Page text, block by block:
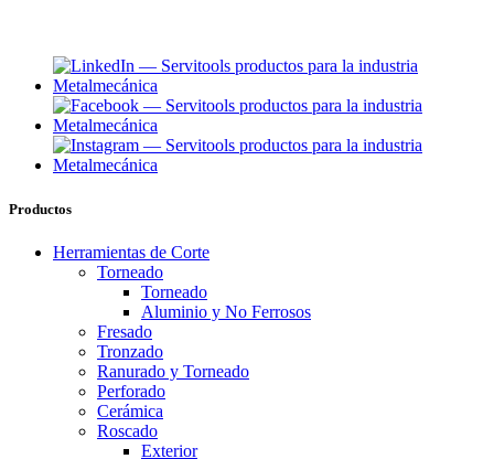
Productos
Herramientas de Corte
Torneado
Torneado
Aluminio y No Ferrosos
Fresado
Tronzado
Ranurado y Torneado
Perforado
Cerámica
Roscado
Exterior